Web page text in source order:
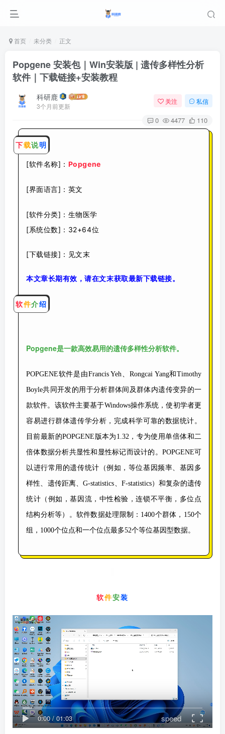
首页 未分类 正文
Popgene 安装包｜Win安装版 | 遗传多样性分析
软件｜下载链接+安装教程
科研鹿
3个月前更新
关注 私信
0 4477 110
下载说明
[软件名称]： Popgene
[界面语言]：英文
[软件分类]：生物医学
[系统位数]：32+64位
[下载链接]：见文末
本文章长期有效，请在文末获取最新下载链接。
软件介绍
Popgene是一款高效易用的遗传多样性分析软件。
POPGENE软件是由Francis Yeh、Rongcai Yang和Timothy
Boyle共同开发的用于分析群体间及群体内遗传变异的一
款软件。该软件主要基于Windows操作系统，使初学者更
容易进行群体遗传学分析，完成科学可靠的数据统计。
目前最新的POPGENE版本为1.32，专为使用单倍体和二
倍体数据分析共显性和显性标记而设计的。POPGENE可
以进行常用的遗传统计（例如，等位基因频率、基因多
样性、遗传距离、G-statistics、F-statistics）和复杂的遗传
统计（例如，基因流，中性检验，连锁不平衡，多位点
结构分析等）。软件数据处理限制：1400个群体，150个
组，1000个位点和一个位点最多52个等位基因型数据。
软件安装
0:00/01:03 speed